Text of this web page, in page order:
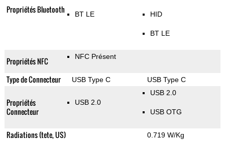
Propriétés Bluetooth BT LE HID
BT LE
Propriétés NFC NFC Présent
Type de Connecteur USB Type C USB Type C
Propriétés
Connecteur
USB 2.0
USB 2.0
USB OTG
Radiations (tete, US) 0.719 W/Kg